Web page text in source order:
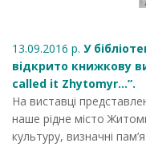
13.09.2016 р. У
відкрито книжкову
called it Zhytomyr...”.
На виставці
наше рідне місто
культуру, визначні